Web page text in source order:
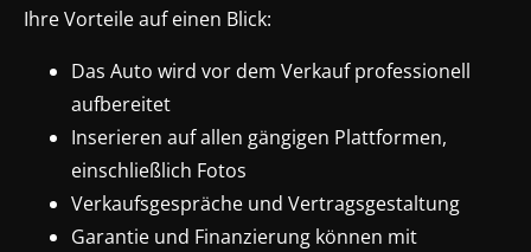
Ihre Vorteile auf einen Blick:
Das Auto wird vor dem Verkauf professionell
aufbereitet
Inserieren auf allen gängigen Plattformen,
einschließlich Fotos
Verkaufsgespräche und Vertragsgestaltung
Garantie und Finanzierung können mit